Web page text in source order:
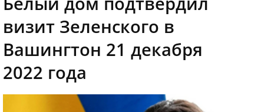
визит Зеленского в
Вашингтон 21 декабря
2022 года